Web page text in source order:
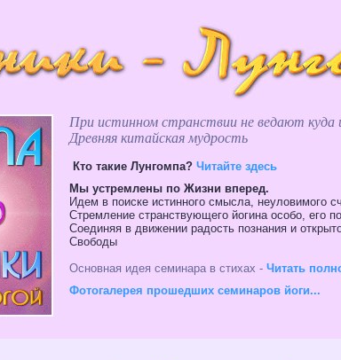
При истинном странствии не ведают
Древняя китайская мудрость
Кто такие Лунгомпа? Читайте здесь
Мы устремлены по Жизни вперед.
Идем в поиске истинного смысла, неуловимого
Стремление странствующего йогина особо, его
Соединяя в движении радость познания и
Свободы
Основная идея семинара в стихах - Читать
Фотогалерея прошедших семинаров йоги...